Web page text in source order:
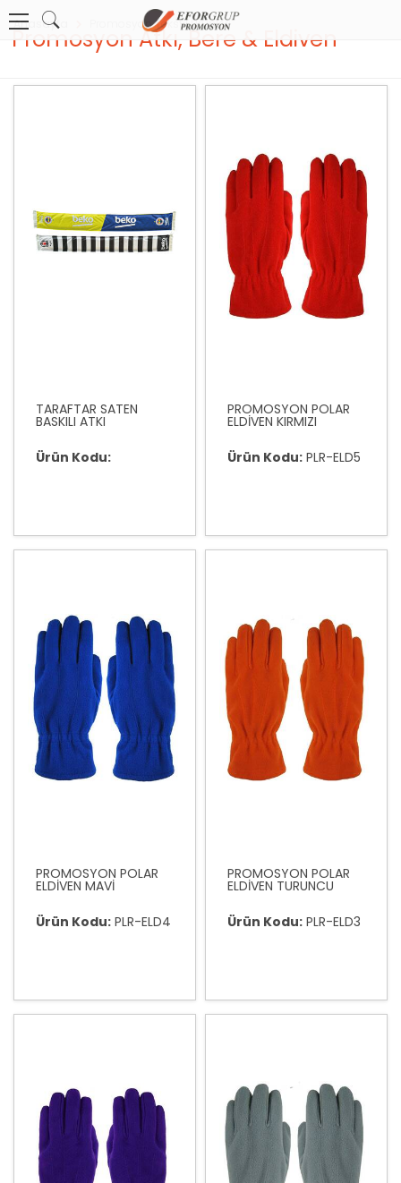
Anasayfa Promosyon Tekstil Ürünleri
Promosyon Atkı, Bere & Eldiven
TARAFTAR SATEN
BASKILI ATKI
Ürün Kodu:
PROMOSYON POLAR
ELDİVEN KIRMIZI
Ürün Kodu: PLR-ELD5
PROMOSYON POLAR
ELDİVEN MAVİ
Ürün Kodu: PLR-ELD4
PROMOSYON POLAR
ELDİVEN TURUNCU
Ürün Kodu: PLR-ELD3